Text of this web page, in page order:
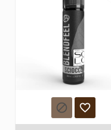
 